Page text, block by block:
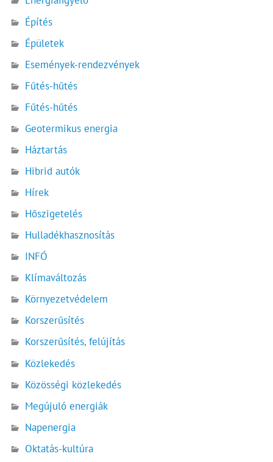
Építés
Épületek
Események-rendezvények
Fűtés-hűtés
Fűtés-hűtés
Geotermikus energia
Háztartás
Hibrid autók
Hírek
Hőszigetelés
Hulladékhasznosítás
INFÓ
Klímaváltozás
Környezetvédelem
Korszerűsítés
Korszerűsítés, felújítás
Közlekedés
Közösségi közlekedés
Megújuló energiák
Napenergia
Oktatás-kultúra